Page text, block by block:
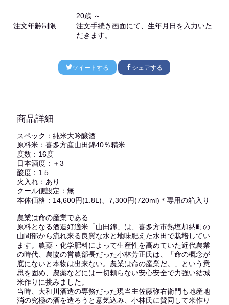
注文年齢制限
20歳 ～
注文手続き画面にて、生年月日を入力いた
だきます。
ツイートする シェアする
商品詳細
スペック：純米大吟醸酒
原料米：喜多方産山田錦40％精米
度数：16度
日本酒度：＋3
酸度：1.5
火入れ：あり
クール便設定：無
本体価格：14,600円(1.8L)、7,300円(720ml)＊専用の箱入り
農業は命の産業である
原料となる酒造好適米「山田錦」は、喜多方市熱塩加納町の
山間部から流れ来る良質な水と地味肥えた水田で栽培してい
ます。農薬・化学肥料によって生産性を高めていた近代農業
の時代、農協の営農部長だった小林芳正氏は、「命の概念が
底にないと本物は出来ない。農業は命の産業だ。」という意
思を固め、農薬などには一切頼らない安心安全で力強い結城
米作りに挑みました。
当時、大和川酒造の専務だった現当主佐藤弥右衛門も地産地
消の究極の酒を造ろうと意気込み、小林氏に賛同して米作り